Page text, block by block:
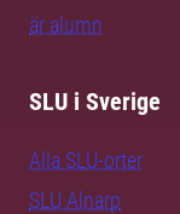
är alumn
SLU i Sverige
Alla SLU-orter
SLU Alnarp